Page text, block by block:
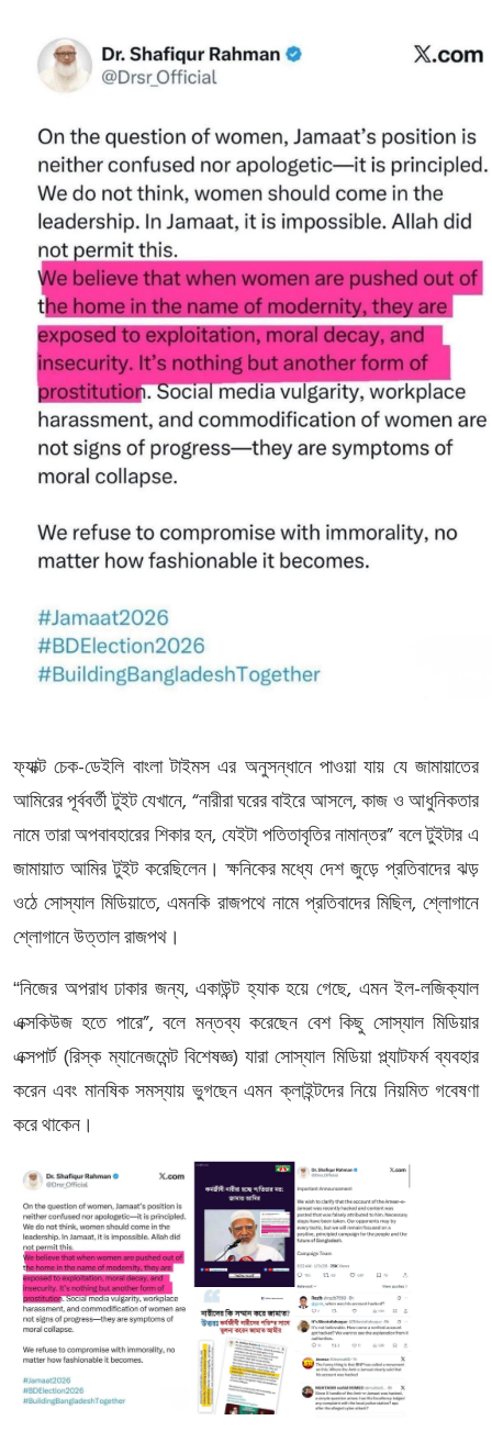
ফ্যাক্ট চেক-ডেইলি বাংলা টাইমস এর অনুসন্ধানে পাওয়া যায় যে জামায়াতের
আমিরের পূর্ববর্তী টুইট যেখানে, “নারীরা ঘরের বাইরে আসলে,কাজ ও আধুনিকতার
নামে তারা অপবাবহারের শিকার হন,যেইটা পতিতাবৃতির নামান্তর” বলে টুইটার এ
জামায়াত আমির টুইট করেছিলেন। ক্ষনিকের মধ্যে দেশ জুড়ে প্রতিবাদের ঝড়
ওঠে সোস্যাল মিডিয়াতে,এমনকি রাজপথে নামে প্রতিবাদের মিছিল, শ্লোগানে
শ্লোগানে উত্তাল রাজপথ।
“নিজের অপরাধ ঢাকার জন্য,একাউন্ট হ্যাক হয়ে গেছে, এমন ইল-লজিক্যাল
এক্সকিউজ হতে পারে”,বলে মন্তব্য করেছেন বেশ কিছু সোস্যাল মিডিয়ার
এক্সপার্ট(রিস্ক ম্যানেজমেন্ট বিশেষজ্ঞ) যারা সোস্যাল মিডিয়া প্ল্যাটফর্ম ব্যবহার
করেন এবং মানষিক সমস্যায় ভুগছেন এমন ক্লাইন্টদের নিয়ে নিয়মিত গবেষণা
করে থাকেন।